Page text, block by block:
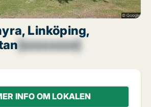
Linköping,
[xxxxxxxx]
INFO OM LOKALEN